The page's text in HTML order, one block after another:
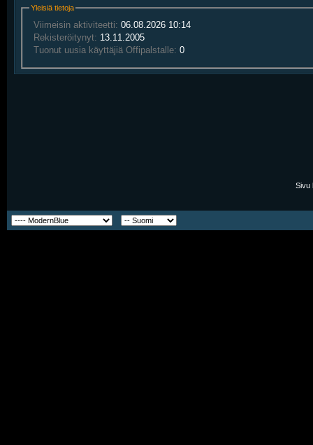
Yleisiä tietoja
Viimeisin aktiviteetti: 06.08.2026 10:14
Rekisteröitynyt: 13.11.2005
Tuonut uusia käyttäjiä Offipalstalle: 0
Sivu